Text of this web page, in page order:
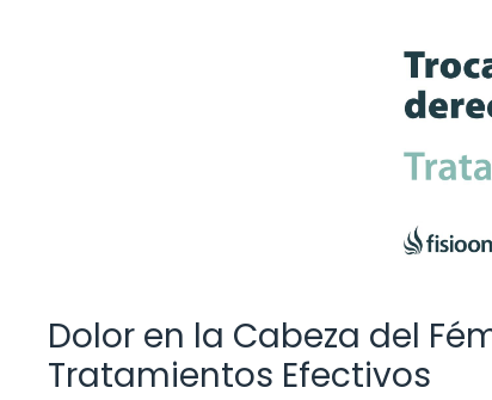
Dolor en la Cabeza del
Tratamientos Efectivos